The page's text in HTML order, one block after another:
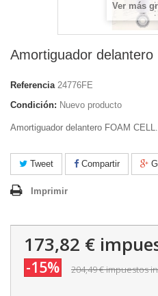
Ver más
Amortiguador delantero
Referencia 24776FE
Condición: Nuevo producto
Amortiguador delantero FOAM
Tweet Compartir
Imprimir
173,82 €
-15% 204,49 €impuestos